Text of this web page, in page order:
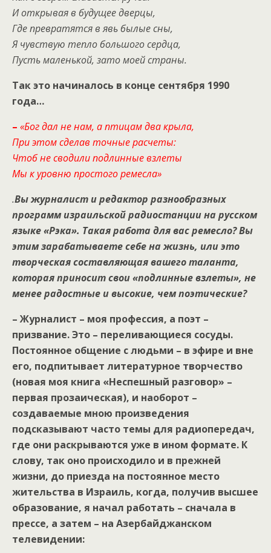
И открывая в будущее дверцы,
Где превратятся в явь былые сны,
Я чувствую тепло большого сердца,
Пусть маленькой, зато моей страны.
Так это начиналось в конце сентября 1990
года…
– «Бог дал не нам, а птицам два крыла,
При этом сделав точные расчеты:
Чтоб не сводили подлинные взлеты
Мы к уровню простого ремесла»
.Вы журналист и редактор разнообразных
программ израильской радиостанции на русском
языке «Рэка». Такая работа для вас ремесло? Вы
этим зарабатываете себе на жизнь, или это
творческая составляющая вашего таланта,
которая приносит свои «подлинные взлеты», не
менее радостные и высокие, чем поэтические?
– Журналист – моя профессия, а поэт –
призвание. Это – переливающиеся сосуды.
Постоянное общение с людьми – в эфире и вне
его, подпитывает литературное творчество
(новая моя книга «Неспешный разговор» –
первая прозаическая), и наоборот –
создаваемые мною произведения
подсказывают часто темы для радиопередач,
где они раскрываются уже в ином формате. К
слову, так оно происходило и в прежней
жизни, до приезда на постоянное место
жительства в Израиль, когда, получив высшее
образование, я начал работать – сначала в
прессе, а затем – на Азербайджанском
телевидении: